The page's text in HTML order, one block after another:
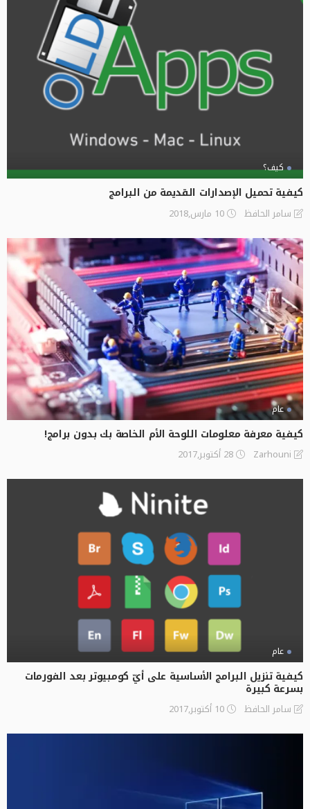
كيف؟
كيفية تحميل الإصدارات القديمة من البرامج
سامر الحافظ 10 مارس,2018
عام
كيفية معرفة معلومات اللوحة الأم الخاصة بك بدون برامج!
Zarhouni 28 أكتوبر,2017
عام
كيفية تنزيل البرامج الأساسية على أيّ كومبيوتر بعد الفورمات
بسرعة كبيرة
سامر الحافظ 10 أكتوبر,2017